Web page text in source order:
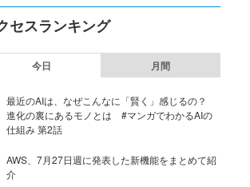
セスランキング
今日 月間
最近のAIは、なぜこんなに「賢く」感じるの？
進化の裏にあるモノとは #マンガでわかるAIの
仕組み 第2話
AWS、7月27日週に発表した新機能をまとめて紹
介